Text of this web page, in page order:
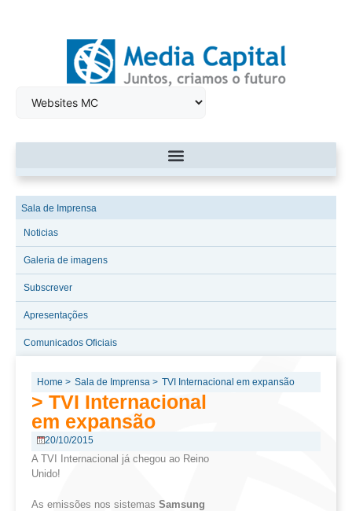
Sala de Imprensa
Noticias
Galeria de imagens
Subscrever
Apresentações
Comunicados Oficiais
Home > Sala de Imprensa > TVI Internacional em expansão
> TVI Internacional
em expansão
20/10/2015
A TVI Internacional já chegou ao Reino
Unido!
As emissões nos sistemas Samsung